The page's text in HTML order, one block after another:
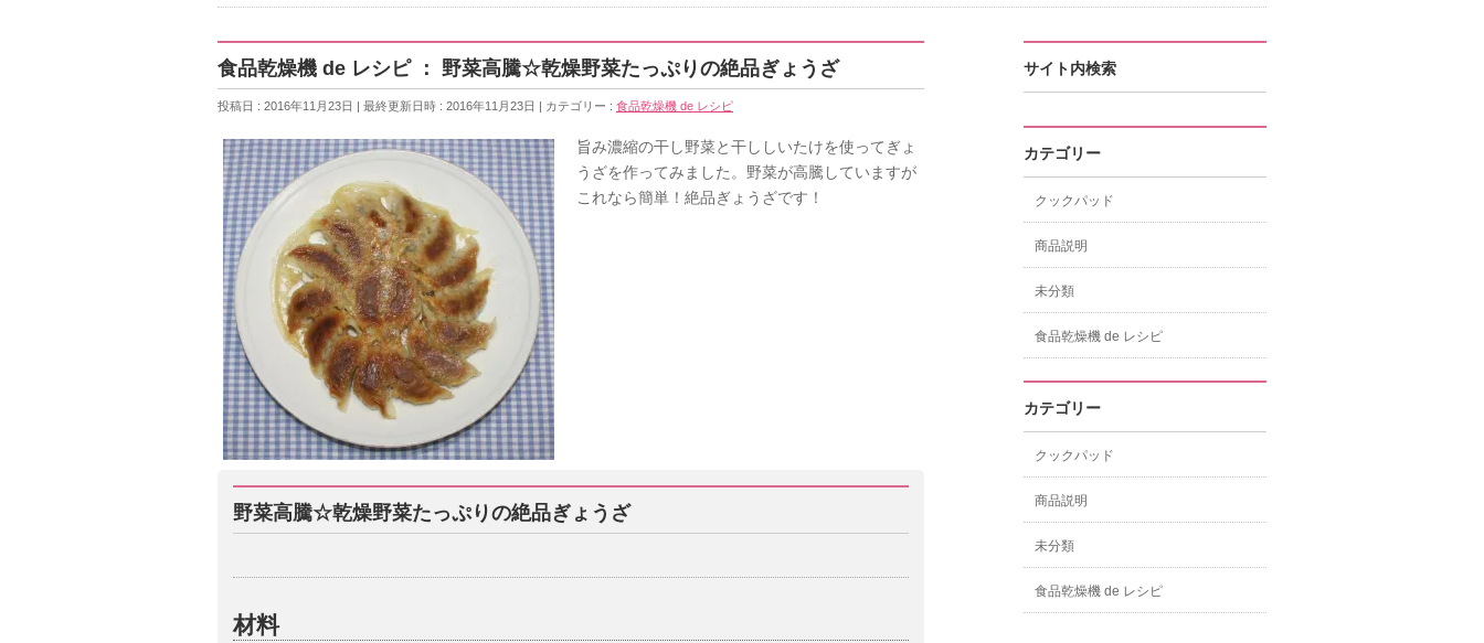
食品乾燥機 de レシピ ： 野菜高騰☆乾燥野菜たっぷりの絶品ぎょうざ
投稿日 : 2016年11月23日 最終更新日時 : 2016年11月23日 カテゴリー : 食品乾燥機 de レシピ
旨み濃縮の干し野菜と干ししいたけを使ってぎょ
うざを作ってみました。野菜が高騰していますが
これなら簡単！絶品ぎょうざです！
野菜高騰☆乾燥野菜たっぷりの絶品ぎょうざ
材料
サイト内検索
カテゴリー
クックパッド
商品説明
未分類
食品乾燥機 de レシピ
カテゴリー
クックパッド
商品説明
未分類
食品乾燥機 de レシピ